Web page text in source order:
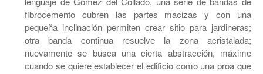
fibrocemento cubren las partes macizas y con una
pequeña inclinación permiten crear sitio para jardineras;
otra banda continua resuelve la zona acristalada;
nuevamente se busca una cierta abstracción, máxime
cuando se quiere establecer el edificio como una proa que